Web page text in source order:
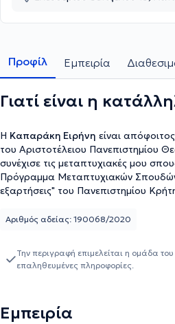
Προφίλ Εμπειρία
Γιατί είναι η
Η Καπαράκη Ειρήνη είναι
του Αριστοτέλειου Πανεπιστημίου
συνέχισε τις μεταπτυχιακές μου
Πρόγραμμα Μεταπτυχιακών Σπουδών
εξαρτήσεις" του Πανεπιστημίου
ολοκλήρωσε την εκπαίδευση στην
λαμβάνοντας τον τίτλο της
Ψυχοθεραπεύτριας. Τα μέχρι τώρα ερευνητικά της ενδιαφέροντα
LGBTQi+) εστιάζοντας στην
Αριθμός αδείας: 190068/2020
Την περιγραφή επιμελείται η ομάδα
επαληθευμένες πληροφορίες.
Εμπειρία